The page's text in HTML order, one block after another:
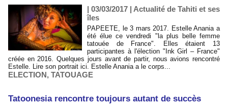
| 03/03/2017 | Actualité de Tahiti et ses
îles
PAPEETE, le 3 mars 2017. Estelle Anania a
été élue ce vendredi "la plus belle femme
tatouée de France". Elles étaient 13
participantes à l'élection "Ink Girl – France"
créée en 2016. Quelques jours avant de partir, nous avions rencontré
Estelle. Lire son portrait ici. Estelle Anania a le corps...
ELECTION, TATOUAGE
Tatoonesia rencontre toujours autant de succès